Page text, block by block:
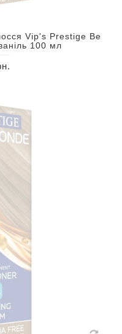
Vip's Prestige Be
100 мл